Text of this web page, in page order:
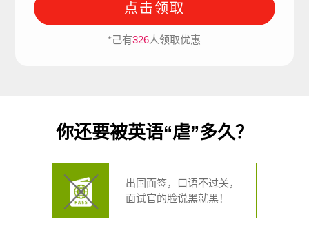
点击领取
*己有326人领取优惠
你还要被英语“虐”多久？
出国面签，口语不过关，
面试官的脸说黑就黑！